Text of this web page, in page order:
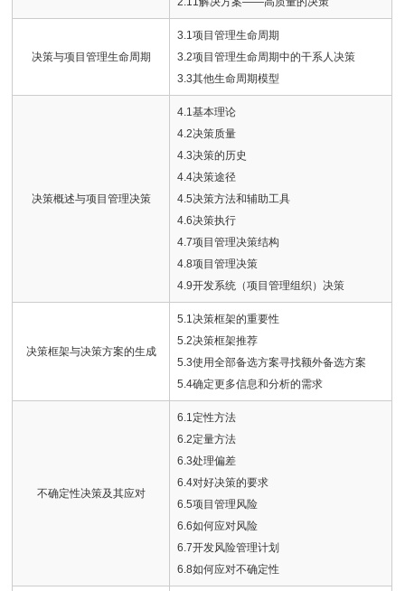
决策与项目管理生命周期
3.1项目管理生命周期
3.2项目管理生命周期中的干系人决策
3.3其他生命周期模型
决策概述与项目管理决策
4.1基本理论
4.2决策质量
4.3决策的历史
4.4决策途径
4.5决策方法和辅助工具
4.6决策执行
4.7项目管理决策结构
4.8项目管理决策
4.9开发系统（项目管理组织）决策
决策框架与决策方案的生成
5.1决策框架的重要性
5.2决策框架推荐
5.3使用全部备选方案寻找额外备选方案
5.4确定更多信息和分析的需求
不确定性决策及其应对
6.1定性方法
6.2定量方法
6.3处理偏差
6.4对好决策的要求
6.5项目管理风险
6.6如何应对风险
6.7开发风险管理计划
6.8如何应对不确定性